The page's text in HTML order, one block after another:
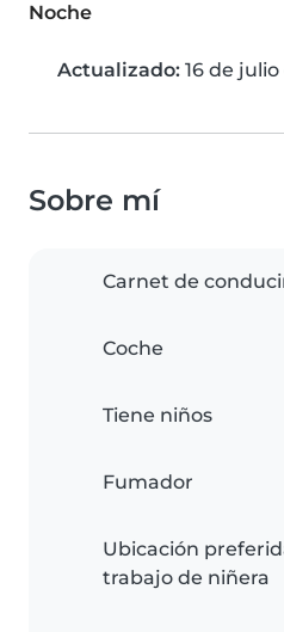
Noche
Actualizado: 16 de
Sobre mí
Carnet de
Coche
Tiene niños
Fumador
Ubicación
trabajo de niñera